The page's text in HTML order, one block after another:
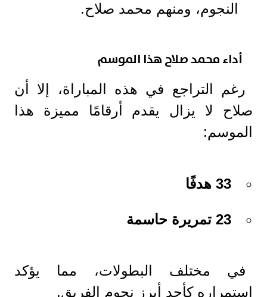
النجوم، ومنهم محمد صلاح.
أداء محمد صلاح هذا الموسم
رغم التراجع في هذه المباراة، إلا أن
صلاح لا يزال يقدم أرقامًا مميزة هذا
الموسم:
33 هدفًا
23 تمريرة حاسمة
في مختلف البطولات، مما يؤكد
استمراره كأحد أبرز نجوم الفريق.